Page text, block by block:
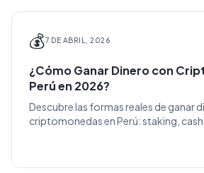
💰7 DE ABRIL, 2026
¿Cómo Ganar Dinero con
Perú en 2026?
Descubre las formas reales de ganar
criptomonedas en Perú: staking,